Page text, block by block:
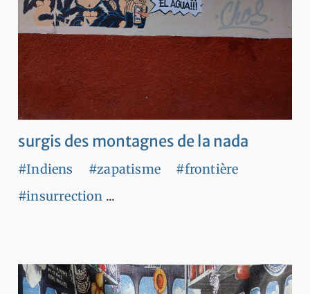
surgis des montagnes de la nada
#Indiens #zapatisme
#frontière
#insurrection ...